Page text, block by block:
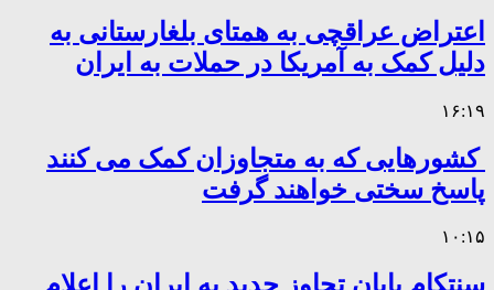
اعتراض عراقچی به همتای بلغارستانی به
دلیل کمک به آمریکا در حملات به ایران
۱۶:۱۹
کشورهایی که به متجاوزان کمک می کنند
پاسخ سختی خواهند گرفت
۱۰:۱۵